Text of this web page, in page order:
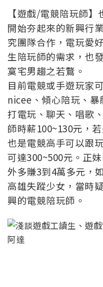
【遊戲/電競陪玩師
開始夯起來的新興行
究團隊合作，電玩愛
生陪玩師的需求，也
寞宅男趨之若鶩。
目前電競或手遊玩家
nicee、傾心陪玩、
打電玩、聊天、唱歌
師時薪100~130元，
也是電競高手可以跟
可達300~500元。正
外多賺3到4萬多元，
高雄失蹤少女，當時
興的電競陪玩師。